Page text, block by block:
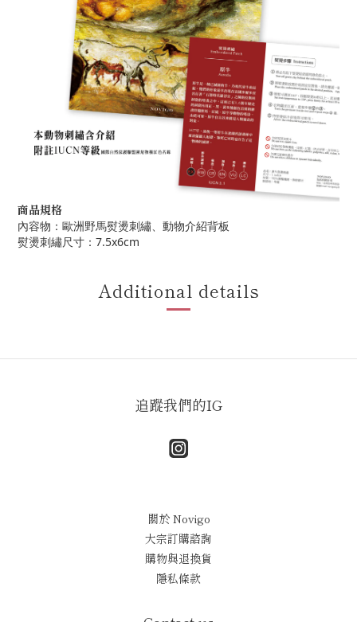
商品規格
內容物：歐洲野馬熨燙刺繡、動物介紹背板
熨燙刺繡尺寸：7.5x6cm
Additional details
追蹤我們的IG
關於 Novigo
大宗訂購諮詢
購物與退換貨
隱私條款